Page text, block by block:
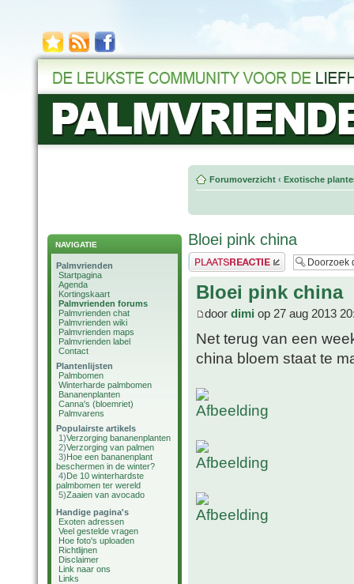
NAVIGATIE
Palmvrienden
Startpagina
Agenda
Kortingskaart
Palmvrienden forums
Palmvrienden chat
Palmvrienden wiki
Palmvrienden maps
Palmvrienden label
Contact
Plantenlijsten
Palmbomen
Winterharde palmbomen
Bananenplanten
Canna's (bloemriet)
Palmvarens
Populairste artikels
1)Verzorging bananenplanten
2)Verzorging van palmen
3)Hoe een bananenplant
beschermen in de winter?
4)De 10 winterhardste
palmbomen ter wereld
5)Zaaien van avocado
Handige pagina's
Exoten adressen
Veel gestelde vragen
Hoe foto's uploaden
Richtlijnen
Disclaimer
Link naar ons
Links
Forumoverzicht ‹ Exotische
Bloei pink china
Plaats een reactie
Bloei pink china
door dimi op 27 aug 2013
Net terug van een
china bloem staat te